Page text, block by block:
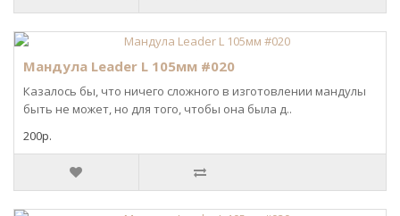
Мандула Leader L 105мм #020
Казалось бы, что ничего сложного в изготовлении мандулы
быть не может, но для того, чтобы она была д..
200р.